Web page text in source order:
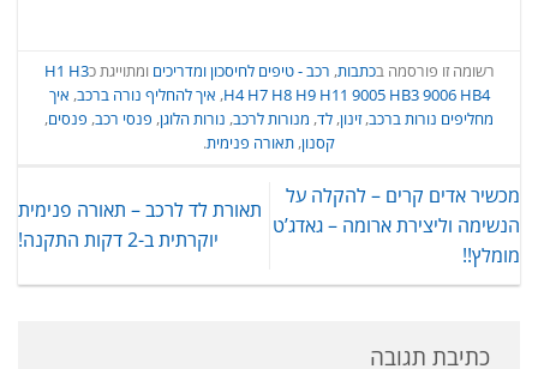
רשומה זו פורסמה בכתבות, רכב - טיפים לחיסכון ומדריכים ומתוייגת כH1 H3
H4 H7 H8 H9 H11 9005 HB3 9006 HB4
, איך להחליף נורה ברכב, איך
מחליפים נורות ברכב,זינון, לד, מנורות לרכב, נורות הלוגן, פנסי רכב, פנסים,
קסנון, תאורה פנימית.
מכשיר אדים קרים – להקלה על
הנשימה וליצירת ארומה – גאדג’ט
מומלץ!!
תאורת לד לרכב – תאורה פנימית
יוקרתית ב-2 דקות התקנה!
כתיבת תגובה